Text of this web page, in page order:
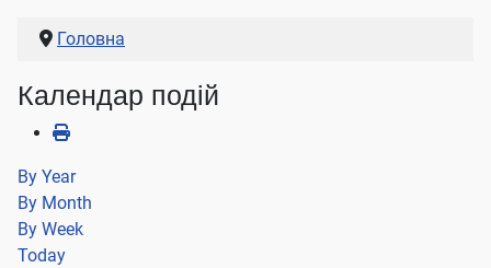
Головна
Календар подій
By Year
By Month
By Week
Today